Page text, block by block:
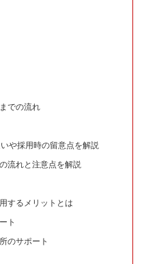
での流れ
や採用時の留意点を解説
流れと注意点を解説
するメリットとは
ト
のサポート